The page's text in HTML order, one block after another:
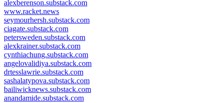
alexberenson.substack.com
www.racket.news
seymourhersh.substack.com
ciagate.substack.com
petersweden.substack.com
alexkrainer.substack.com
cynthiachung.substack.com
angelovalidiya.substack.com
drtesslawrie.substack.com
sashalatypova.substack.com
bailiwicknews.substack.com
anandamide.substack.com